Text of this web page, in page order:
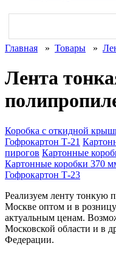
Главная » Товары »
Лента
Коробка с откидной
Гофрокартон Т-21
пирогов Картонные
Картонные коробки 370
Гофрокартон Т-23
Реализуем ленту тонкую
Москве оптом и в
актуальным ценам.
Московской области и в
Федерации.